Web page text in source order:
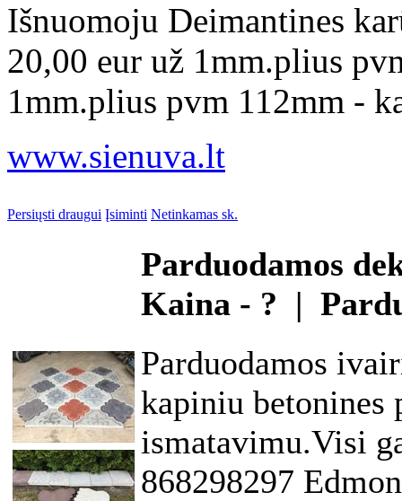
Išnuomoju Deimantines
20,00 eur už 1mm.plius
1mm.plius pvm 112mm -
www.sienuva.lt
Persiųsti draugui Įsiminti Netinkamas sk.
Parduodamos
Kaina - ? |
Parduodamos
kapiniu
ismatavimu.Visi
868298297